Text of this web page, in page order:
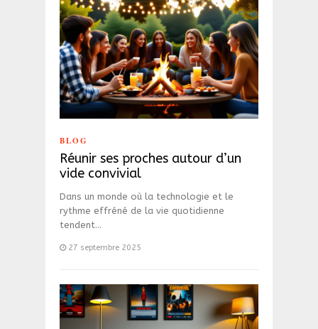
BLOG
Réunir ses proches autour d’un
vide convivial
Dans un monde où la technologie et le
rythme effréné de la vie quotidienne
tendent…
27 septembre 2025